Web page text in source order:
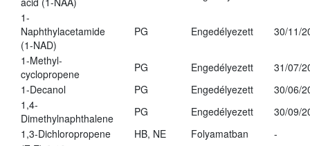
1-
Naphthylacetamide
(1-NAD)
PG Engedélyezett 30/11/
1-Methyl-
cyclopropene
PG Engedélyezett
31/07/
1-Decanol
PG Engedélyezett
30/06/
1,4-
Dimethylnaphthalene
PG Engedélyezett
30/09/
1,3-Dichloropropene
HB, NE Folyamatban
-